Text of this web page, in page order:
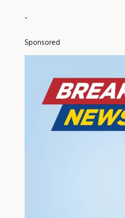
-
Sponsored